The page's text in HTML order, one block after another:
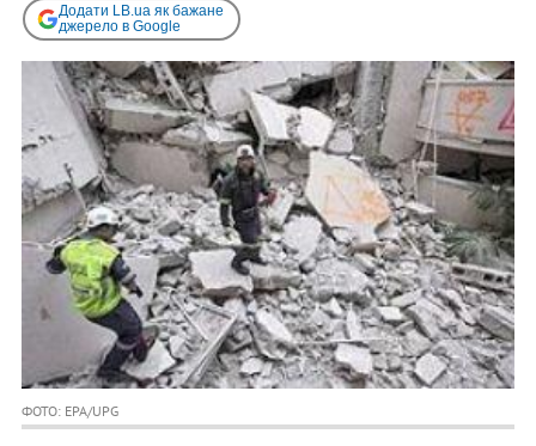
Додати LB.ua як бажане
джерело в Google
ФОТО: EPA/UPG